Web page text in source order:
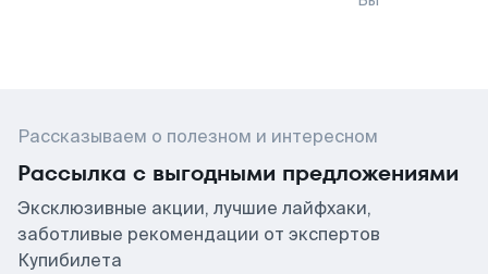
Рассказываем о полезном и интересном
Рассылка с выгодными предложениями
Эксклюзивные акции, лучшие лайфхаки,
заботливые рекомендации от экспертов
Купибилета